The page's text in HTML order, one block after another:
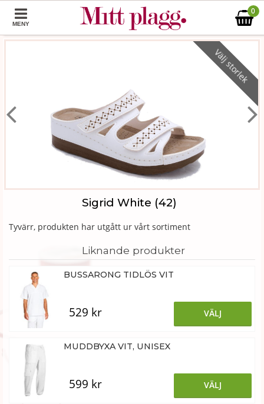
MENY
0
Välj storlek
Sigrid White (42)
Tyvärr, produkten har utgått ur vårt sortiment
Liknande produkter
BUSSARONG TIDLÖS VIT
529 kr VÄLJ
MUDDBYXA VIT, UNISEX
599 kr VÄLJ